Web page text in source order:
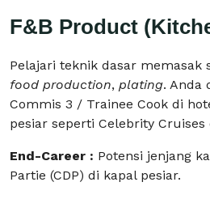
F&B Product
Pelajari teknik dasar memasak
food production, plating. Anda
Commis 3 / Trainee Cook di
pesiar seperti Celebrity Cruises
End-Career : Potensi jenjang
Partie (CDP) di kapal pesiar.